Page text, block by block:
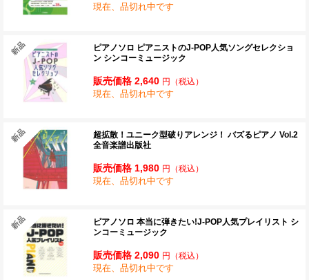
現在、品切れ中です
ピアノソロ ピアニストのJ-POP人気ソングセレクショ
ン シンコーミュージック
販売価格 2,640 円 （税込）
現在、品切れ中です
超拡散！ユニーク型破りアレンジ！ バズるピアノ Vol.2
全音楽譜出版社
販売価格 1,980 円 （税込）
現在、品切れ中です
ピアノソロ 本当に弾きたい!J-POP人気プレイリスト シ
ンコーミュージック
販売価格 2,090 円 （税込）
現在、品切れ中です